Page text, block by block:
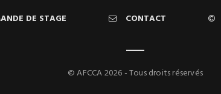
DE STAGE CONTACT
© AFCCA 2026 - Tous droits réservés